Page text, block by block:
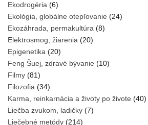
Ekodrogéria (6)
Ekológia, globálne otepľovanie (24)
Ekozáhrada, permakultúra (8)
Elektrosmog, žiarenia (20)
Epigenetika (20)
Feng Šuej, zdravé bývanie (10)
Filmy (81)
Filozofia (34)
Karma, reinkarnácia a životy po živote (40)
Liečba zvukom, ladičky (7)
Liečebné metódy (214)